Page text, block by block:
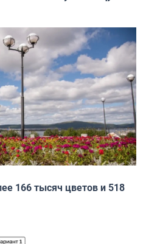
166 тысяч цветов и 518